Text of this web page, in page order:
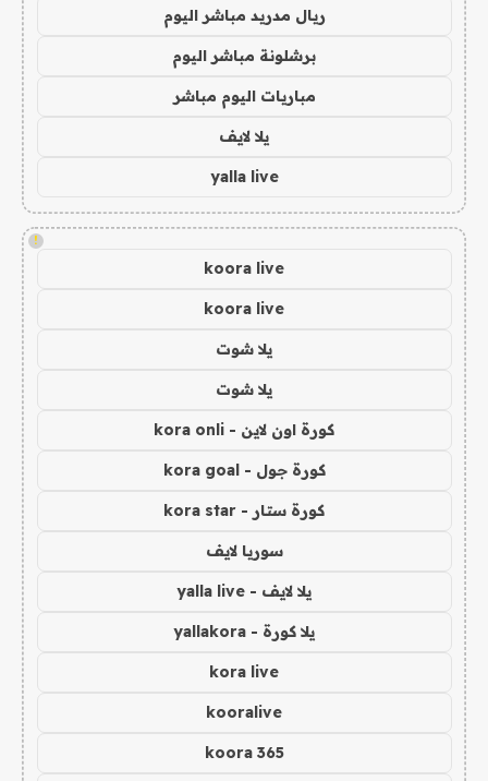
ريال مدريد مباشر اليوم
برشلونة مباشر اليوم
مباريات اليوم مباشر
يلا لايف
yalla live
!
koora live
koora live
يلا شوت
يلا شوت
كورة اون لاين - kora onli
كورة جول - kora goal
كورة ستار - kora star
سوريا لايف
يلا لايف - yalla live
يلا كورة - yallakora
kora live
kooralive
koora 365